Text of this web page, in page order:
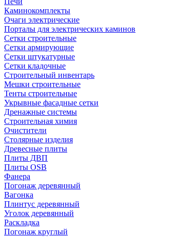
Каминокомплекты
Очаги электрические
Порталы для электрических каминов
Сетки строительные
Сетки армирующие
Сетки штукатурные
Сетки кладочные
Строительный инвентарь
Мешки строительные
Тенты строительные
Укрывные фасадные сетки
Дренажные системы
Строительная химия
Очистители
Столярные изделия
Древесные плиты
Плиты ДВП
Плиты OSB
Фанера
Погонаж деревянный
Вагонка
Плинтус деревянный
Уголок деревянный
Раскладка
Погонаж круглый